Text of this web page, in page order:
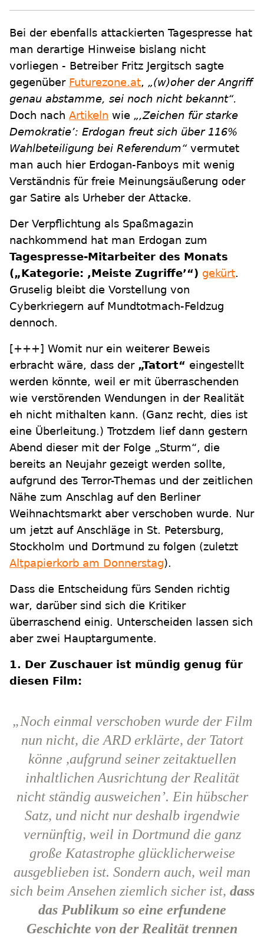
Bei der ebenfalls attackierten Tagespresse hat
man derartige Hinweise bislang nicht
vorliegen - Betreiber Fritz Jergitsch sagte
gegenüber Futurezone.at, „(w)oher der Angriff
genau abstamme, sei noch nicht bekannt“.
Doch nach Artikeln wie „,Zeichen für starke
Demokratie’: Erdogan freut sich über 116%
Wahlbeteiligung bei Referendum“ vermutet
man auch hier Erdogan-Fanboys mit wenig
Verständnis für freie Meinungsäußerung oder
gar Satire als Urheber der Attacke.
Der Verpflichtung als Spaßmagazin
nachkommend hat man Erdogan zum
Tagespresse-Mitarbeiter des Monats
(„Kategorie: ,Meiste Zugriffe’“) gekürt.
Gruselig bleibt die Vorstellung von
Cyberkriegern auf Mundtotmach-Feldzug
dennoch.
[+++] Womit nur ein weiterer Beweis
erbracht wäre, dass der „Tatort“ eingestellt
werden könnte, weil er mit überraschenden
wie verstörenden Wendungen in der Realität
eh nicht mithalten kann. (Ganz recht, dies ist
eine Überleitung.) Trotzdem lief dann gestern
Abend dieser mit der Folge „Sturm“, die
bereits an Neujahr gezeigt werden sollte,
aufgrund des Terror-Themas und der zeitlichen
Nähe zum Anschlag auf den Berliner
Weihnachtsmarkt aber verschoben wurde. Nur
um jetzt auf Anschläge in St. Petersburg,
Stockholm und Dortmund zu folgen (zuletzt
Altpapierkorb am Donnerstag).
Dass die Entscheidung fürs Senden richtig
war, darüber sind sich die Kritiker
überraschend einig. Unterscheiden lassen sich
aber zwei Hauptargumente.
1. Der Zuschauer ist mündig genug für
diesen Film:
„Noch einmal verschoben wurde der Film
nun nicht, die ARD erklärte, der Tatort
könne ,aufgrund seiner zeitaktuellen
inhaltlichen Ausrichtung der Realität
nicht ständig ausweichen’. Ein hübscher
Satz, und nicht nur deshalb irgendwie
vernünftig, weil in Dortmund die ganz
große Katastrophe glücklicherweise
ausgeblieben ist. Sondern auch, weil man
sich beim Ansehen ziemlich sicher ist, dass
das Publikum so eine erfundene
Geschichte von der Realität trennen